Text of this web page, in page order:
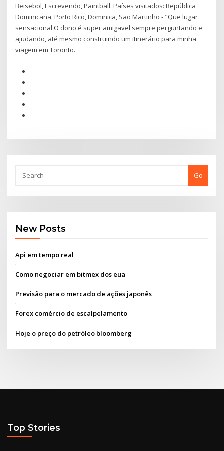
Beisebol, Escrevendo, Paintball. Países visitados: República
Dominicana, Porto Rico, Dominica, São Martinho - "Que lugar
sensacional O dono é super amigavel sempre perguntando e
ajudando, até mesmo construindo um itinerário para minha
viagem em Toronto.
Go
New Posts
Api em tempo real
Como negociar em bitmex dos eua
Previsão para o mercado de ações japonês
Forex comércio de escalpelamento
Hoje o preço do petróleo bloomberg
Top Stories